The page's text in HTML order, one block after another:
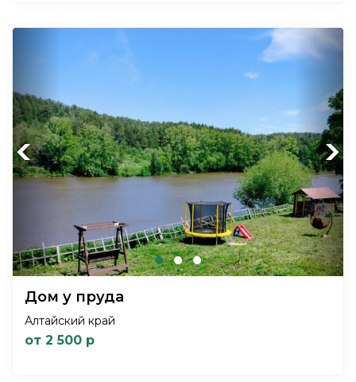
Previous Next
Дом у пруда
Алтайский край
от 2 500 р